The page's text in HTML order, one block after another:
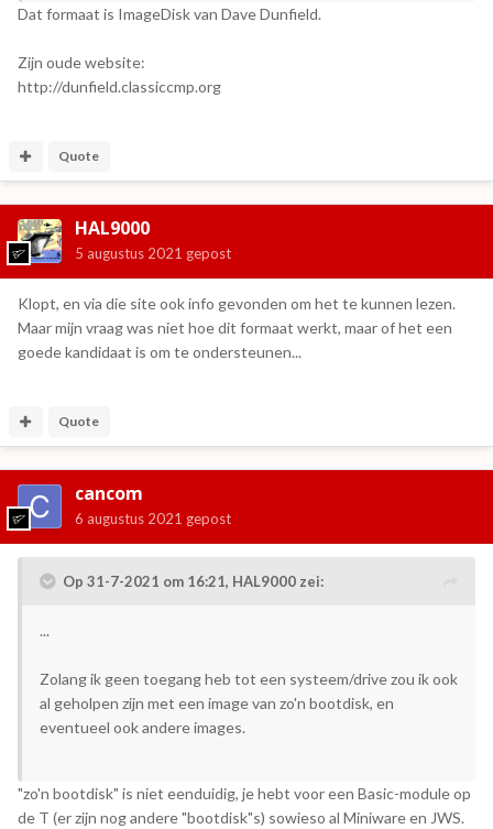
Dat formaat is ImageDisk van Dave Dunfield.
Zijn oude website:
http://dunfield.classiccmp.org
Quote
HAL9000
5 augustus 2021 gepost
Klopt, en via die site ook info gevonden om het te kunnen lezen.
Maar mijn vraag was niet hoe dit formaat werkt, maar of het een
goede kandidaat is om te ondersteunen...
Quote
cancom
6 augustus 2021 gepost
Op 31-7-2021 om 16:21, HAL9000 zei:
...
Zolang ik geen toegang heb tot een systeem/drive zou ik ook
al geholpen zijn met een image van zo'n bootdisk, en
eventueel ook andere images.
"zo'n bootdisk" is niet eenduidig, je hebt voor een Basic-module op
de T (er zijn nog andere "bootdisk"s) sowieso al Miniware en JWS.